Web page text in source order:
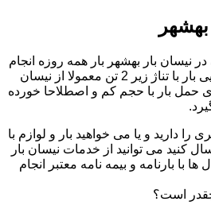
نیسان بار بهشهر بار همه روزه انجام
می شود.برای حمل و جابجایی بار با تناژ زیر 2 تن معمولا از نیسان
حمل بار با حجم کم و اصطلاحا خورده
دارید و یا می خواهید بار و لوازم با
کنید می توانید از خدمات نیسان بار
با بارنامه و بیمه نامه معتبر انجام
است؟